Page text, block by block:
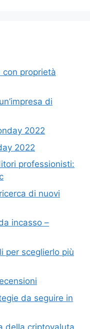
proprietà
di
2022
2022
professionisti:
di nuovi
incasso –
per sceglierlo più
da seguire in
della criptovaluta